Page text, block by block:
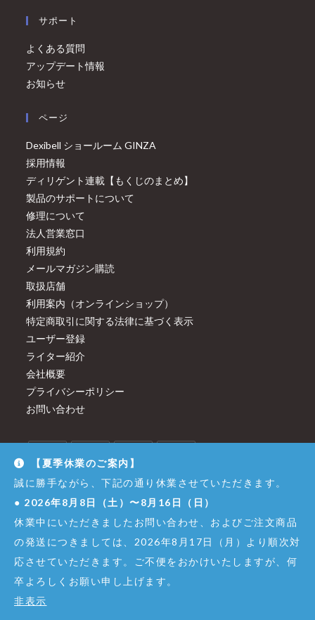
サポート
よくある質問
アップデート情報
お知らせ
ページ
Dexibell ショールーム GINZA
採用情報
ディリゲント連載【もくじのまとめ】
製品のサポートについて
修理について
法人営業窓口
利用規約
メールマガジン購読
取扱店舗
利用案内（オンラインショップ）
特定商取引に関する法律に基づく表示
ユーザー登録
ライター紹介
会社概要
プライバシーポリシー
お問い合わせ
© Copyright - Dirigent GINZA JUJIYA Co.,Ltd. All Right Reserved.
株式会社銀座十字屋 - 東京都公安委員会 第301065402307号
【夏季休業のご案内】
誠に勝手ながら、下記の通り休業させていただきます。
● 2026年8月8日（土）〜8月16日（日）
休業中にいただきましたお問い合わせ、およびご注文商品
の発送につきましては、2026年8月17日（月）より順次対
応させていただきます。ご不便をおかけいたしますが、何
卒よろしくお願い申し上げます。
非表示